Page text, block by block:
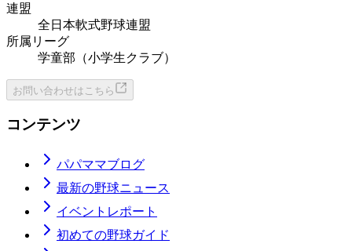
連盟
全日本軟式野球連盟
所属リーグ
学童部（小学生クラブ）
お問い合わせはこちら
コンテンツ
パパママブログ
最新の野球ニュース
イベントレポート
初めての野球ガイド